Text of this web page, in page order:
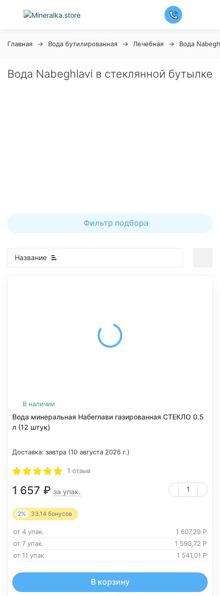
Главная Вода бутилированная Лечебная Вода
Вода Nabeghlavi в стеклянной бутылке
Фильтр подбора
Название
В наличии
Вода минеральная Набеглави газированная СТЕКЛО 0.5
л (12 штук)
Доставка: завтра (10 августа 2026 г.)
1 отзыв
1 657 ₽ за упак.
2% 33.14 бонусов
от 4 упак. 1 607,29 Р
от 7 упак.
1 590,72 Р
от 11 упак
1 541,01 Р
В корзину